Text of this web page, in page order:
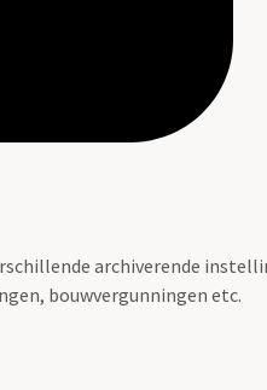
archiverende
bouwvergunningen etc.